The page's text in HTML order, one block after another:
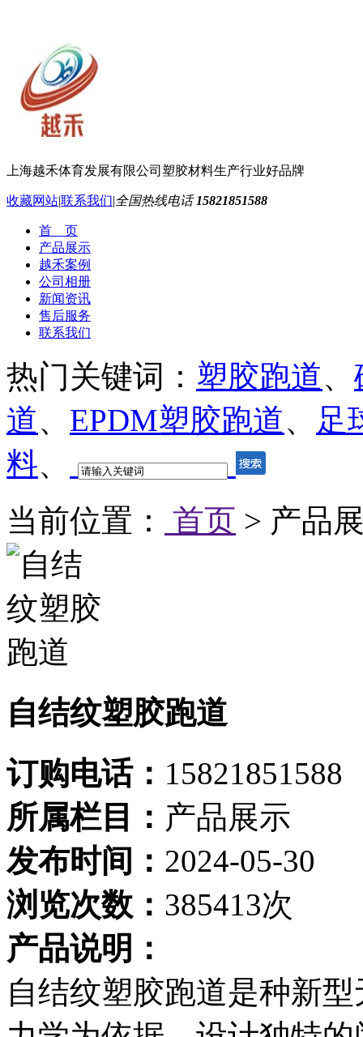
上海越禾体育发展有限公司 塑胶材料生产行业好品牌
收藏网站|联系我们|全国热线电话15821851588
首 页
产品展示
越禾案例
公司相册
新闻资讯
售后服务
联系我们
热门关键词： 塑胶跑道、
道、 EPDM塑胶跑道、 足
料、
当前位置：
首页 > 产品
自结纹塑胶跑道
订购电话： 15821851588
所属栏目： 产品展示
发布时间： 2024-05-30
浏览次数： 385413次
产品说明：
自结纹塑胶跑道是种新